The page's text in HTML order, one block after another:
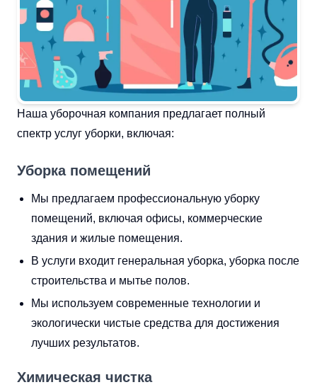
Наша уборочная компания предлагает полный
спектр услуг уборки, включая:
Уборка помещений
Мы предлагаем профессиональную уборку
помещений, включая офисы, коммерческие
здания и жилые помещения.
В услуги входит генеральная уборка, уборка после
строительства и мытье полов.
Мы используем современные технологии и
экологически чистые средства для достижения
лучших результатов.
Химическая чистка